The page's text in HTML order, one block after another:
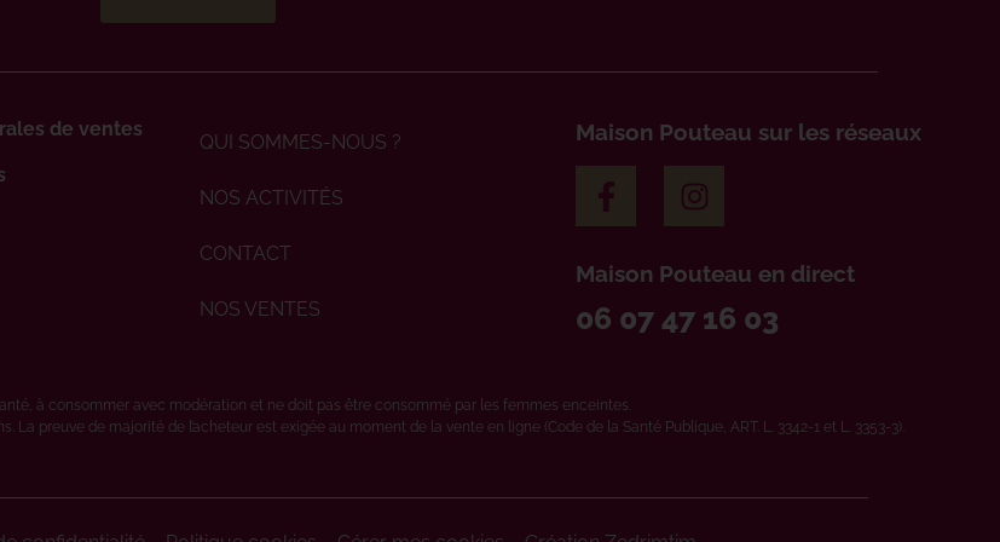
de ventes
QUI SOMMES-NOUS ?
NOS ACTIVITÉS
CONTACT
NOS VENTES
Maison Pouteau sur les réseaux
Maison Pouteau en direct
06 07 47 16 03
à consommer avec modération et ne doit pas être consommé par les femmes enceintes.
preuve de majorité de l’acheteur est exigée au moment de la vente en ligne (Code de la Santé Publique, ART. L. 3342-1 et L. 3353-3).